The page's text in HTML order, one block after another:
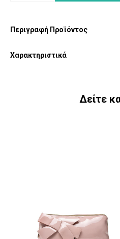
Περιγραφή Προϊόντος
Χαρακτηριστικά
Δείτε